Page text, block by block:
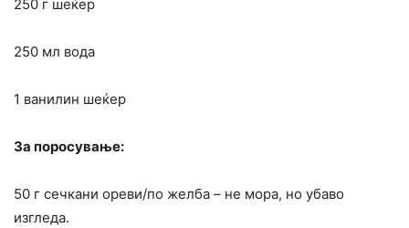
250 г шеќер
250 мл вода
1 ванилин шеќер
За поросување:
50 г сечкани ореви/по желба – не мора, но убаво
изгледа.